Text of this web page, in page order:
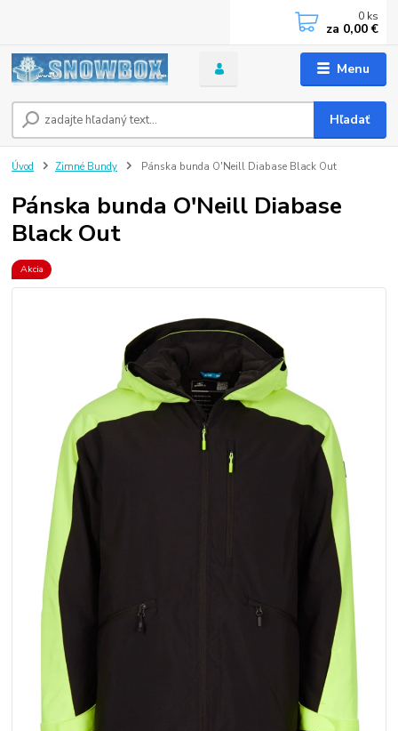
Menu
Hľadať
0 ks
za 0,00 €
Úvod Zimné Bundy Pánska bunda O'Neill Diabase Black Out
Pánska bunda O'Neill Diabase
Black Out
Akcia